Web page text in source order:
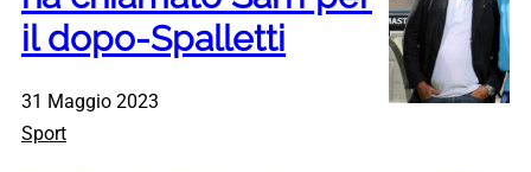
il dopo-Spalletti
31 Maggio 2023
Sport